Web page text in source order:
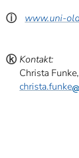
ⓘ www.uni-
ⓚ Kontakt:
Christa
christa.funke